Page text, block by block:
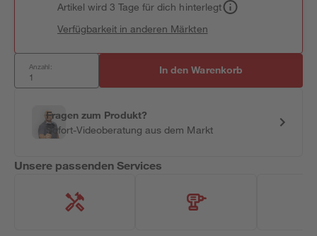
Artikel wird 3 Tage für dich hinterlegt
Verfügbarkeit in anderen Märkten
Anzahl: In den Warenkorb
Fragen zum Produkt?
Sofort-Videoberatung aus dem Markt
Unsere passenden Services